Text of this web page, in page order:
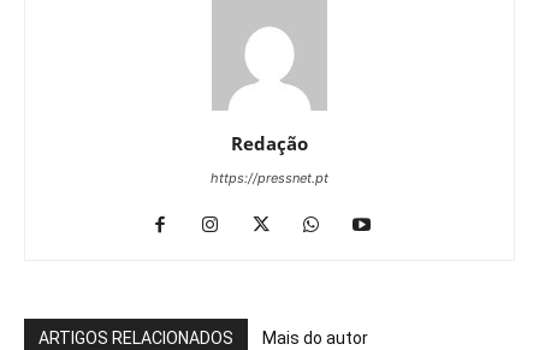
Redação
https://pressnet.pt
ARTIGOS RELACIONADOS Mais do autor